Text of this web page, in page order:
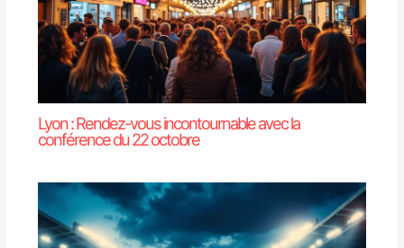
Lyon : Rendez-vous incontournable avec la
conférence du 22 octobre